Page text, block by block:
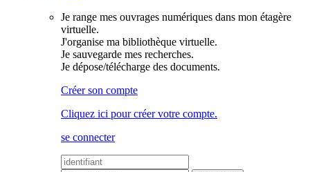
Je range mes ouvrages numériques dans mon étagère
virtuelle.
J'organise ma bibliothèque virtuelle.
Je sauvegarde mes recherches.
Je dépose/télécharge des documents.
Créer son compte
Cliquez ici pour créer votre compte.
se connecter